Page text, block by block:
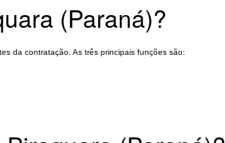
(Paraná)?
da contratação. As três principais funções são: